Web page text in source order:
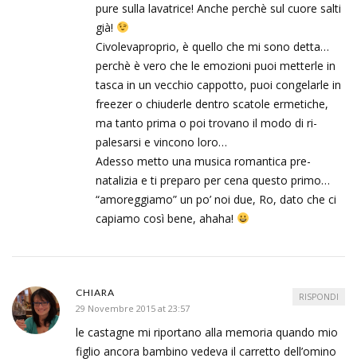
pure sulla lavatrice! Anche perchè sul cuore salti
già!
Civolevaproprio, è quello che mi sono detta…
perchè è vero che le emozioni puoi metterle in
tasca in un vecchio cappotto, puoi congelarle in
freezer o chiuderle dentro scatole ermetiche,
ma tanto prima o poi trovano il modo di ri-
palesarsi e vincono loro…
Adesso metto una musica romantica pre-
natalizia e ti preparo per cena questo primo…
“amoreggiamo” un po’ noi due, Ro, dato che ci
capiamo così bene, ahaha!
CHIARA
29 Novembre 2015 at 23:57
le castagne mi riportano alla memoria quando mio
figlio ancora bambino vedeva il carretto dell’omino
RISPONDI